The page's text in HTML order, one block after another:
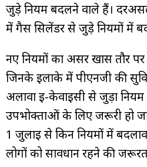
जुड़े नियम बदलने वाले हैं।
में गैस सिलेंडर से जुड़े नियमों में
नए नियमों का असर खास तौर पर
जिनके इलाके में पीएनजी की
अलावा ई-केवाईसी से जुड़ा
उपभोक्ताओं के लिए जरूरी हो
1 जुलाई से किन नियमों में
लोगों को सावधान रहने की